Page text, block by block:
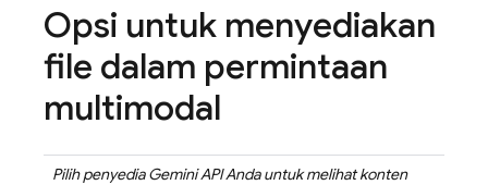
Opsi untuk menyediakan
file dalam permintaan
multimodal
Pilih penyedia Gemini API Anda untuk melihat konten